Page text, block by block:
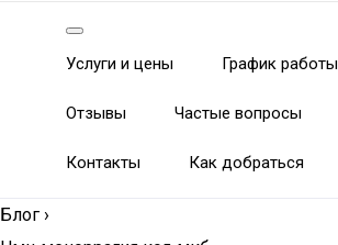
Услуги и цены График работы
Отзывы Частые вопросы
Контакты Как добраться
Блог ›